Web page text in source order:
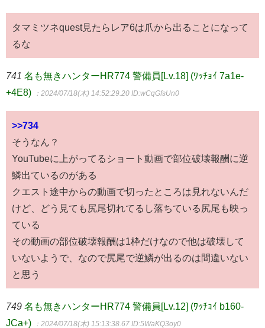
タマミツネquest見たらレア6は爪から出ることになって
るな
741 名も無きハンターHR774 警備員[Lv.18] (ﾜｯﾁｮｲ 7a1e-
+4E8)
：2024/07/18(木) 14:52:29.20 ID:wCqGfsUn0
>>734
そうなん？
YouTubeに上がってるショート動画で部位破壊報酬に逆
鱗出ているのがある
クエスト途中からの動画で切ったところは見れないんだ
けど、どう見ても尻尾切れてるし落ちている尻尾も映っ
ている
その動画の部位破壊報酬は1枠だけなので他は破壊して
いないようで、なので尻尾で逆鱗が出るのは間違いない
と思う
749 名も無きハンターHR774 警備員[Lv.12] (ﾜｯﾁｮｲ b160-
JCa+)
：2024/07/18(木) 15:13:38.67 ID:5WaKQ3oy0